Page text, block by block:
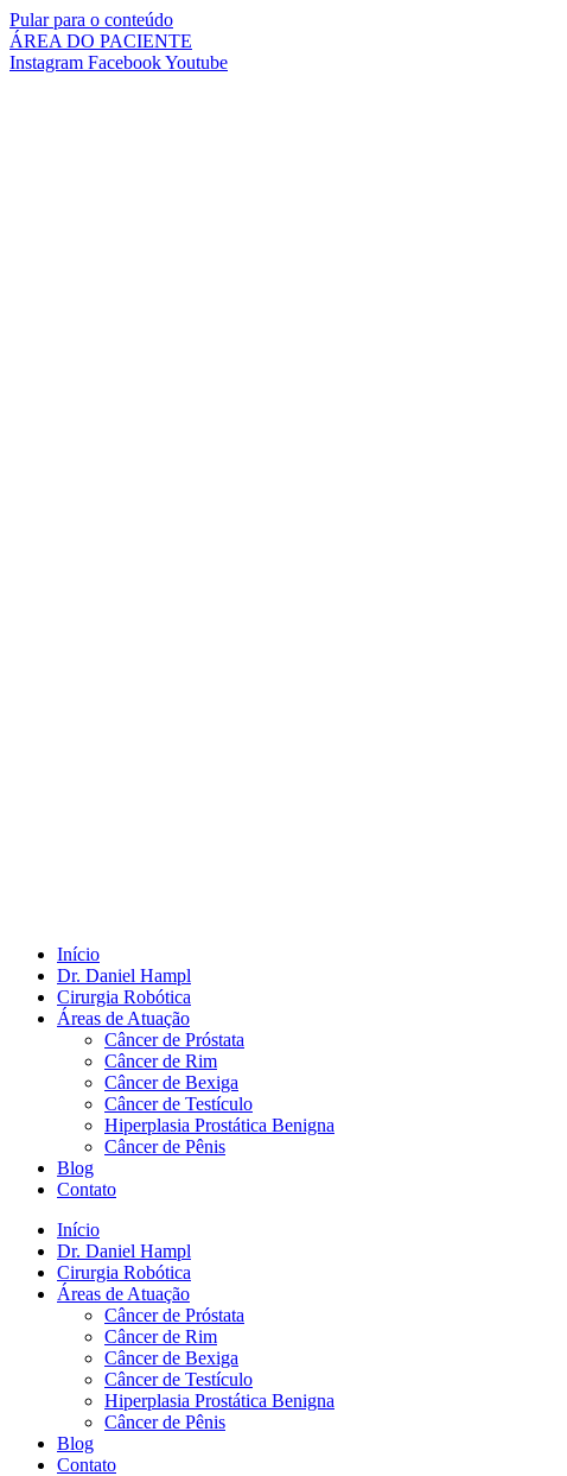
Pular para o conteúdo
ÁREA DO PACIENTE
Instagram FacebookYoutube
Início
Dr. Daniel Hampl
Cirurgia Robótica
Áreas de Atuação
Câncer de Próstata
Câncer de Rim
Câncer de Bexiga
Câncer de Testículo
Hiperplasia Prostática Benigna
Câncer de Pênis
Blog
Contato
Início
Dr. Daniel Hampl
Cirurgia Robótica
Áreas de Atuação
Câncer de Próstata
Câncer de Rim
Câncer de Bexiga
Câncer de Testículo
Hiperplasia Prostática Benigna
Câncer de Pênis
Blog
Contato